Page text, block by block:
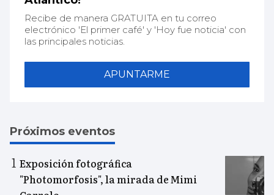
Recibe de manera GRATUITA en tu correo
electrónico 'El primer café' y 'Hoy fue noticia' con
las principales noticias.
APUNTARME
Próximos eventos
Exposición fotográfica
"Photomorfosis", la mirada de Mimi